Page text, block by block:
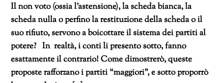
Il non voto (ossia l’astensione), la scheda bianca, la
scheda nulla o perfino la restituzione della scheda o il
suo rifiuto, servono a boicottare il sistema dei partiti al
potere? In realtà, i conti li presento sotto, fanno
esattamente il contrario! Come dimostrerò, queste
proposte rafforzano i partiti “maggiori”, e sotto proporrò